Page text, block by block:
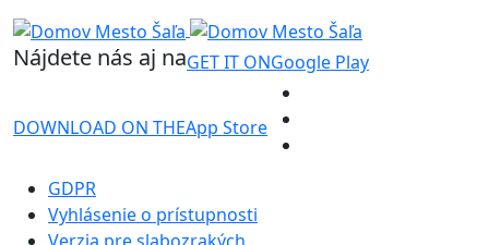
Nájdete nás aj naGET IT ONGoogle Play
DOWNLOAD ON THEApp Store
GDPR
Vyhlásenie o prístupnosti